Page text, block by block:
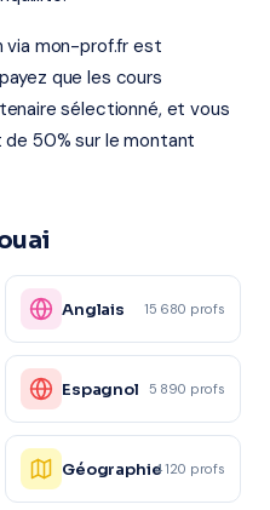
via mon-prof.fr est
que les cours
sélectionné, et vous
50% sur le montant
Anglais 15 680 profs
Espagnol 5 890 profs
Géographie4 120 profs